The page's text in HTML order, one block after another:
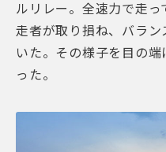
ルリレー。全速力で走
走者が取り損ね、バラ
いた。その様子を目の
った。